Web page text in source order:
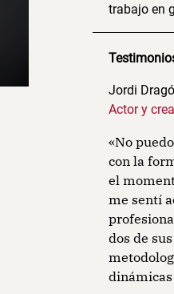
trabajo en
Jordi
Actor y
«No
con la
el
me sentí
dos de
dinámicas